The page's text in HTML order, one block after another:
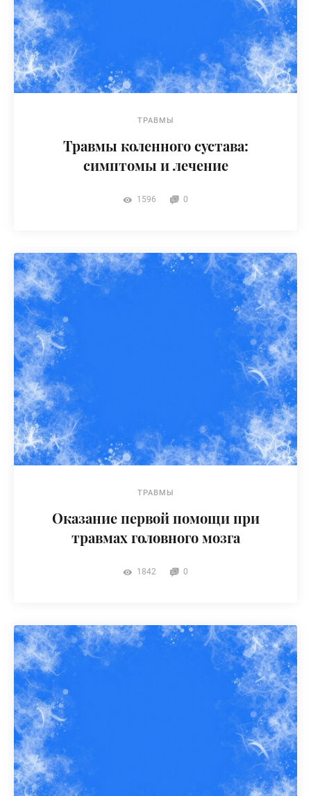
ТРАВМЫ
Травмы коленного сустава:
симптомы и лечение
1596 0
ТРАВМЫ
Оказание первой помощи при
травмах головного мозга
1842 0